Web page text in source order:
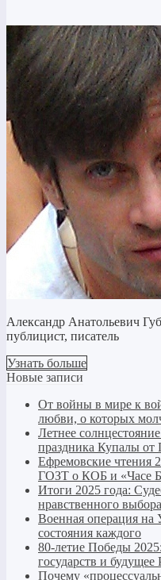
Александр Анатольевич
публицист, писатель
Узнать больше
Новые записи
От войны в мире к
любви, о которых
Летнее
праздника Купалы
Ефремовские чтения
ГОЗТ о КОБ и «Часе
Итоги 2025 года:
нравственного выбора
Военная операция на
состояния каждого
80-летие Победы
государств и будущее
Почему